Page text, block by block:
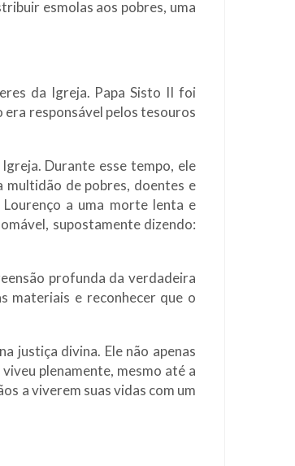
esmolas aos pobres, uma
da Igreja. Papa Sisto II foi
responsável pelos tesouros
Durante esse tempo, ele
multidão de pobres, doentes e
a uma morte lenta e
supostamente dizendo:
profunda da verdadeira
materiais e reconhecer que o
justiça divina. Ele não apenas
plenamente, mesmo até a
a viverem suas vidas com um